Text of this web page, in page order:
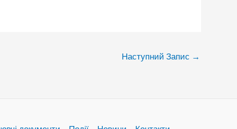
Наступний Запис →